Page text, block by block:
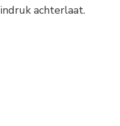
indruk achterlaat.